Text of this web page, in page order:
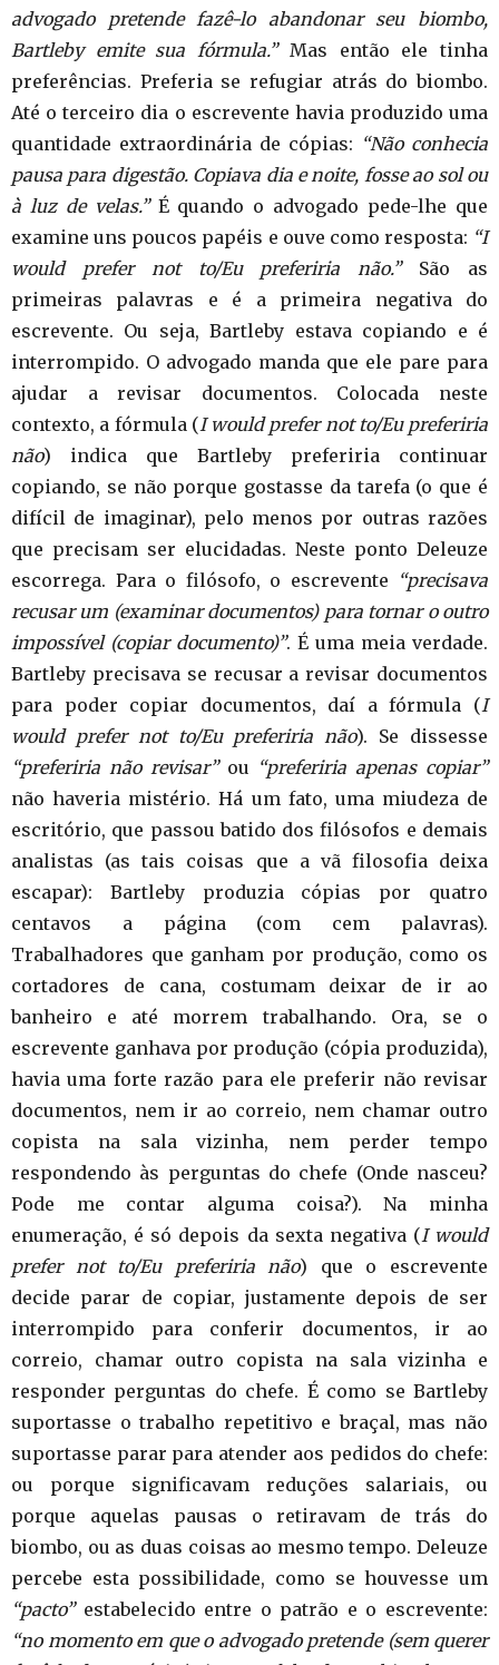
advogado pretende fazê-lo abandonar seu biombo,
Bartleby emite sua fórmula.”Mas então ele tinha
preferências. Preferia se refugiar atrás do biombo.
Até o terceiro dia o escrevente havia produzido uma
quantidade extraordinária de cópias: “Não conhecia
pausa para digestão. Copiava dia e noite, fosse ao sol ou
à luz de velas.”É quando o advogado pede-lhe que
examine uns poucos papéis e ouve como resposta: “I
would prefer not to/Eu preferiria não.”São as
primeiras palavras e é a primeira negativa do
escrevente. Ou seja, Bartleby estava copiando e é
interrompido. O advogado manda que ele pare para
ajudar a revisar documentos. Colocada neste
contexto, a fórmula (I would prefer not to/Eu preferiria
não) indica que Bartleby preferiria continuar
copiando, se não porque gostasse da tarefa (o que é
difícil de imaginar), pelo menos por outras razões
que precisam ser elucidadas. Neste ponto Deleuze
escorrega. Para o filósofo, o escrevente “precisava
recusar um (examinar documentos) para tornar o outro
impossível (copiar documento)”. É uma meia verdade.
Bartleby precisava se recusar a revisar documentos
para poder copiar documentos, daí a fórmula (I
would prefer not to/Eu preferiria não). Se dissesse
“preferiria não revisar”ou “preferiria apenas copiar”
não haveria mistério. Há um fato, uma miudeza de
escritório, que passou batido dos filósofos e demais
analistas (as tais coisas que a vã filosofia deixa
escapar): Bartleby produzia cópias por quatro
centavos a página (com cem palavras).
Trabalhadores que ganham por produção, como os
cortadores de cana, costumam deixar de ir ao
banheiro e até morrem trabalhando. Ora, se o
escrevente ganhava por produção (cópia produzida),
havia uma forte razão para ele preferir não revisar
documentos, nem ir ao correio, nem chamar outro
copista na sala vizinha, nem perder tempo
respondendo às perguntas do chefe (Onde nasceu?
Pode me contar alguma coisa?). Na minha
enumeração, é só depois da sexta negativa (I would
prefer not to/Eu preferiria não) que o escrevente
decide parar de copiar, justamente depois de ser
interrompido para conferir documentos, ir ao
correio, chamar outro copista na sala vizinha e
responder perguntas do chefe. É como se Bartleby
suportasse o trabalho repetitivo e braçal, mas não
suportasse parar para atender aos pedidos do chefe:
ou porque significavam reduções salariais, ou
porque aquelas pausas o retiravam de trás do
biombo, ou as duas coisas ao mesmo tempo. Deleuze
percebe esta possibilidade, como se houvesse um
“pacto”estabelecido entre o patrão e o escrevente:
“no momento em que o advogado pretende (sem querer